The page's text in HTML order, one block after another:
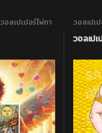
วอลเปเปอร์ไพ่ทา วอลเปเ
วอลเป